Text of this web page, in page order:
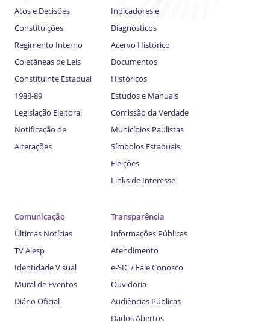
Atos e Decisões
Constituições
Regimento Interno
Coletâneas de Leis
Constituinte Estadual
1988-89
Legislação Eleitoral
Notificação de
Alterações
Indicadores e
Diagnósticos
Acervo Histórico
Documentos
Históricos
Estudos e Manuais
Comissão da Verdade
Municípios Paulistas
Símbolos Estaduais
Eleições
Links de Interesse
Comunicação
Últimas Notícias
TV Alesp
Identidade Visual
Mural de Eventos
Diário Oficial
Transparência
Informações Públicas
Atendimento
e-SIC / Fale Conosco
Ouvidoria
Audiências Públicas
Dados Abertos